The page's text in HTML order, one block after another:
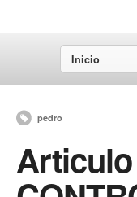
Inicio
pedro
Articulo